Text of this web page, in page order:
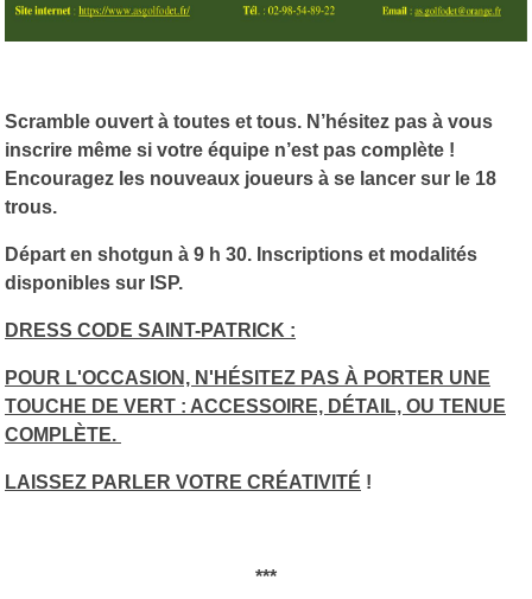
Scramble ouvert à toutes et tous. N’hésitez pas à vous
inscrire même si votre équipe n’est pas complète !
Encouragez les nouveaux joueurs à se lancer sur le 18
trous.
Départ en shotgun à 9 h 30. Inscriptions et modalités
disponibles sur ISP.
DRESS CODE SAINT-PATRICK :
POUR L'OCCASION, N'HÉSITEZ PAS À PORTER UNE
TOUCHE DE VERT : ACCESSOIRE, DÉTAIL, OU TENUE
COMPLÈTE.
LAISSEZ PARLER VOTRE CRÉATIVITÉ !
***